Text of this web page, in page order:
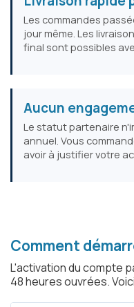
Les commandes
jour même. Les
final sont possibles
Aucun
Le statut partenaire
annuel. Vous
avoir à justifier votre
Comment
L'activation du compte
48 heures ouvrées.